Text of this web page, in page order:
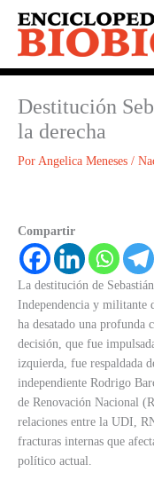
contenido
Destitución
la derecha
Por Angelica Meneses /
Compartir
La destitución de
Independencia y militante
ha desatado una
decisión, que fue
izquierda, fue respaldada
independiente Rodrigo
de Renovación Nacional
relaciones entre la UDI,
fracturas internas que
político actual.